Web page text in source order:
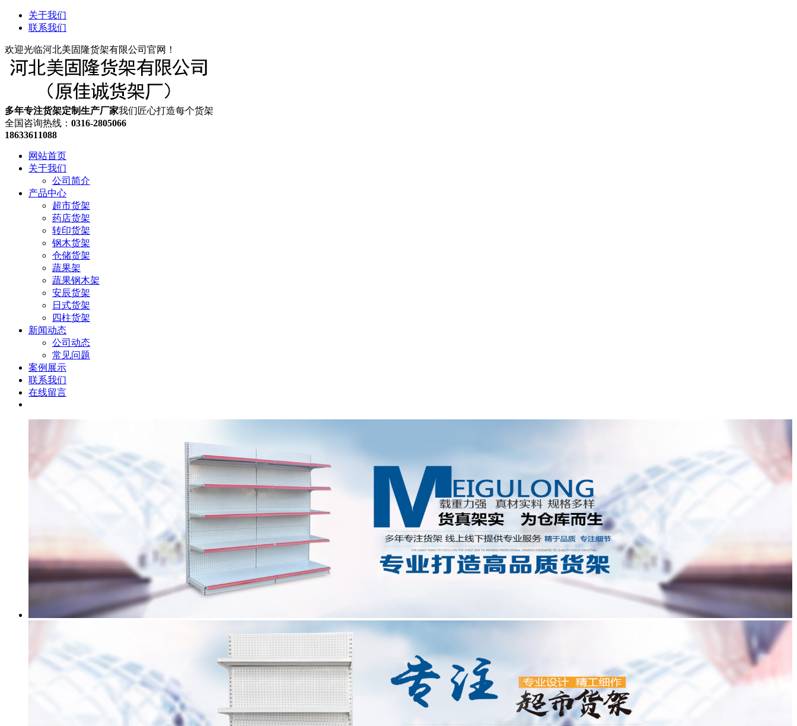
关于我们
联系我们
欢迎光临河北美固隆货架有限公司官网！
多年专注货架定制生产厂家我们匠心打造每个货架
全国咨询热线： 0316-2805066
18633611088
网站首页
关于我们
公司简介
产品中心
超市货架
药店货架
转印货架
钢木货架
仓储货架
蔬果架
蔬果钢木架
安辰货架
日式货架
四柱货架
新闻动态
公司动态
常见问题
案例展示
联系我们
在线留言